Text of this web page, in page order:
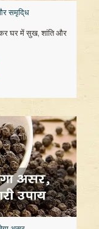
समृदि्ध
घर में सुख, शांति और